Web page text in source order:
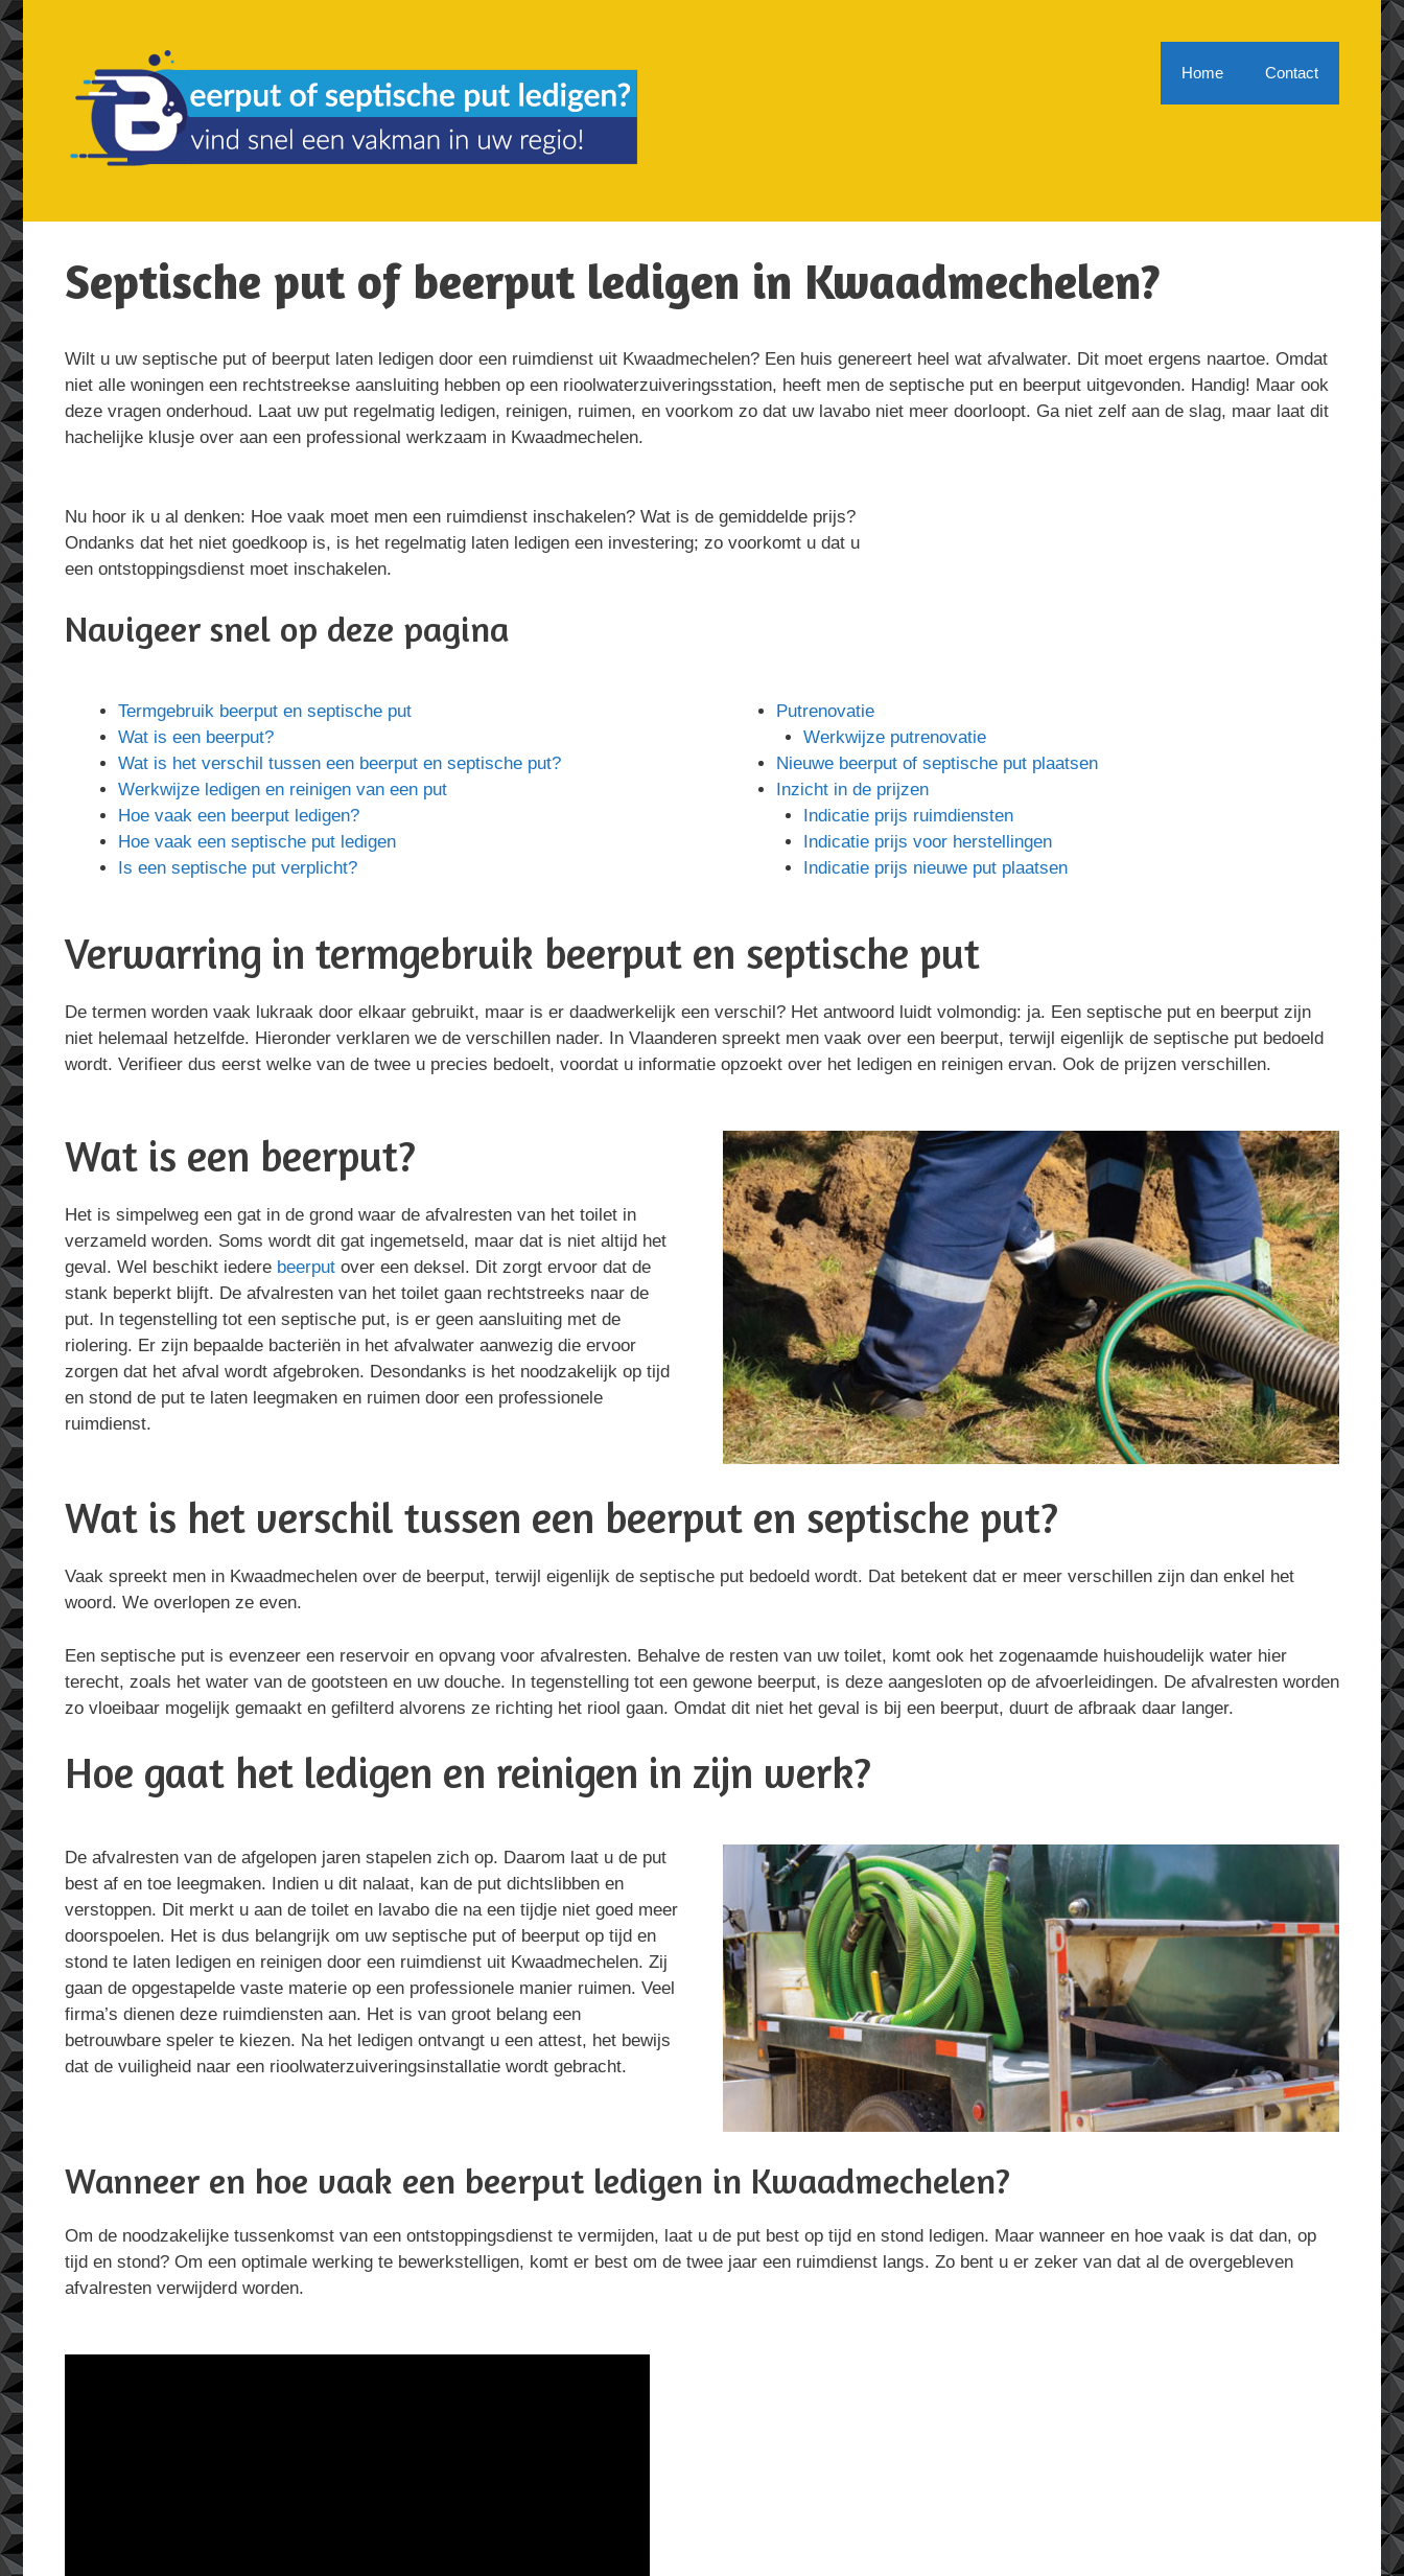
Spring
naar
de
inhoud
Home Contact
Septische put of beerput ledigen in Kwaadmechelen?
Wilt u uw septische put of beerput laten ledigen door een ruimdienst uit Kwaadmechelen? Een huis genereert heel wat afvalwater. Dit moet ergens naartoe. Omdat
niet alle woningen een rechtstreekse aansluiting hebben op een rioolwaterzuiveringsstation, heeft men de septische put en beerput uitgevonden. Handig! Maar ook
deze vragen onderhoud. Laat uw put regelmatig ledigen, reinigen, ruimen, en voorkom zo dat uw lavabo niet meer doorloopt. Ga niet zelf aan de slag, maar laat dit
hachelijke klusje over aan een professional werkzaam in Kwaadmechelen.
Nu hoor ik u al denken: Hoe vaak moet men een ruimdienst inschakelen? Wat is de gemiddelde prijs?
Ondanks dat het niet goedkoop is, is het regelmatig laten ledigen een investering; zo voorkomt u dat u
een ontstoppingsdienst moet inschakelen.
Navigeer snel op deze pagina
Termgebruik beerput en septische put
Wat is een beerput?
Wat is het verschil tussen een beerput en septische put?
Werkwijze ledigen en reinigen van een put
Hoe vaak een beerput ledigen?
Hoe vaak een septische put ledigen
Is een septische put verplicht?
Putrenovatie
Werkwijze putrenovatie
Nieuwe beerput of septische put plaatsen
Inzicht in de prijzen
Indicatie prijs ruimdiensten
Indicatie prijs voor herstellingen
Indicatie prijs nieuwe put plaatsen
Verwarring in termgebruik beerput en septische put
De termen worden vaak lukraak door elkaar gebruikt, maar is er daadwerkelijk een verschil? Het antwoord luidt volmondig: ja. Een septische put en beerput zijn
niet helemaal hetzelfde. Hieronder verklaren we de verschillen nader. In Vlaanderen spreekt men vaak over een beerput, terwijl eigenlijk de septische put bedoeld
wordt. Verifieer dus eerst welke van de twee u precies bedoelt, voordat u informatie opzoekt over het ledigen en reinigen ervan. Ook de prijzen verschillen.
Wat is een beerput?
Het is simpelweg een gat in de grond waar de afvalresten van het toilet in
verzameld worden. Soms wordt dit gat ingemetseld, maar dat is niet altijd het
geval. Wel beschikt iedere beerput over een deksel. Dit zorgt ervoor dat de
stank beperkt blijft. De afvalresten van het toilet gaan rechtstreeks naar de
put. In tegenstelling tot een septische put, is er geen aansluiting met de
riolering. Er zijn bepaalde bacteriën in het afvalwater aanwezig die ervoor
zorgen dat het afval wordt afgebroken. Desondanks is het noodzakelijk op tijd
en stond de put te laten leegmaken en ruimen door een professionele
ruimdienst.
Wat is het verschil tussen een beerput en septische put?
Vaak spreekt men in Kwaadmechelen over de beerput, terwijl eigenlijk de septische put bedoeld wordt. Dat betekent dat er meer verschillen zijn dan enkel het
woord. We overlopen ze even.
Een septische put is evenzeer een reservoir en opvang voor afvalresten. Behalve de resten van uw toilet, komt ook het zogenaamde huishoudelijk water hier
terecht, zoals het water van de gootsteen en uw douche. In tegenstelling tot een gewone beerput, is deze aangesloten op de afvoerleidingen. De afvalresten worden
zo vloeibaar mogelijk gemaakt en gefilterd alvorens ze richting het riool gaan. Omdat dit niet het geval is bij een beerput, duurt de afbraak daar langer.
Hoe gaat het ledigen en reinigen in zijn werk?
De afvalresten van de afgelopen jaren stapelen zich op. Daarom laat u de put
best af en toe leegmaken. Indien u dit nalaat, kan de put dichtslibben en
verstoppen. Dit merkt u aan de toilet en lavabo die na een tijdje niet goed meer
doorspoelen. Het is dus belangrijk om uw septische put of beerput op tijd en
stond te laten ledigen en reinigen door een ruimdienst uit Kwaadmechelen. Zij
gaan de opgestapelde vaste materie op een professionele manier ruimen. Veel
firma’s dienen deze ruimdiensten aan. Het is van groot belang een
betrouwbare speler te kiezen. Na het ledigen ontvangt u een attest, het bewijs
dat de vuiligheid naar een rioolwaterzuiveringsinstallatie wordt gebracht.
Wanneer en hoe vaak een beerput ledigen in Kwaadmechelen?
Om de noodzakelijke tussenkomst van een ontstoppingsdienst te vermijden, laat u de put best op tijd en stond ledigen. Maar wanneer en hoe vaak is dat dan, op
tijd en stond? Om een optimale werking te bewerkstelligen, komt er best om de twee jaar een ruimdienst langs. Zo bent u er zeker van dat al de overgebleven
afvalresten verwijderd worden.